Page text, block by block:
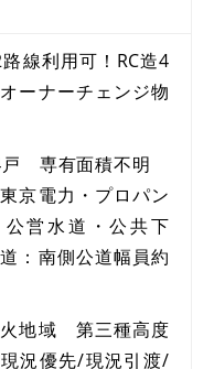
線利用可！RC造4
ーナーチェンジ物
専有面積不明
京電力・プロパン
公営水道・公共下
：南側公道幅員約
地域 第三種高度
況優先/現況引渡/